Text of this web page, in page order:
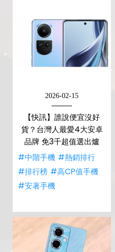
2026-02-15
【快訊】誰說便宜沒好
貨？台灣人最愛4大安卓
品牌 免3千超值選出爐
#中階手機 #熱銷排行
#排行榜 #高CP值手機
#安著手機